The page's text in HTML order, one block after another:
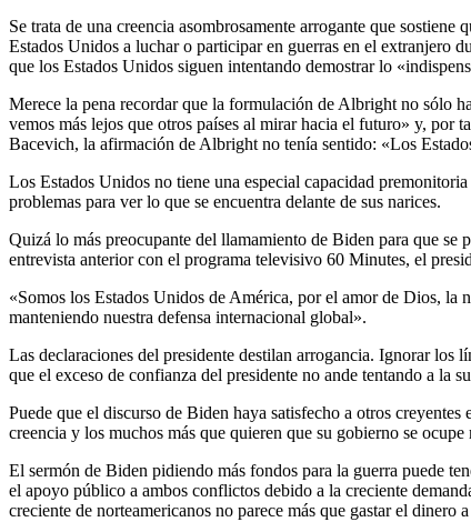
Se trata de una creencia asombrosamente arrogante que
Estados Unidos a luchar o participar en guerras en el extranjero
que los Estados Unidos siguen intentando demostrar lo
Merece la pena recordar que la formulación de Albright no sólo
vemos más lejos que otros países al mirar hacia el futuro» y, por
Bacevich, la afirmación de Albright no tenía sentido: «Los
Los Estados Unidos no tiene una especial capacidad
problemas para ver lo que se encuentra delante de sus narices.
Quizá lo más preocupante del llamamiento de Biden para que se
entrevista anterior con el programa televisivo 60 Minutes, el
«Somos los Estados Unidos de América, por el amor de Dios,
manteniendo nuestra defensa internacional global».
Las declaraciones del presidente destilan arrogancia. Ignorar los
que el exceso de confianza del presidente no ande tentando a la
Puede que el discurso de Biden haya satisfecho a otros
creencia y los muchos más que quieren que su gobierno se
El sermón de Biden pidiendo más fondos para la guerra puede
el apoyo público a ambos conflictos debido a la creciente
creciente de norteamericanos no parece más que gastar el dinero